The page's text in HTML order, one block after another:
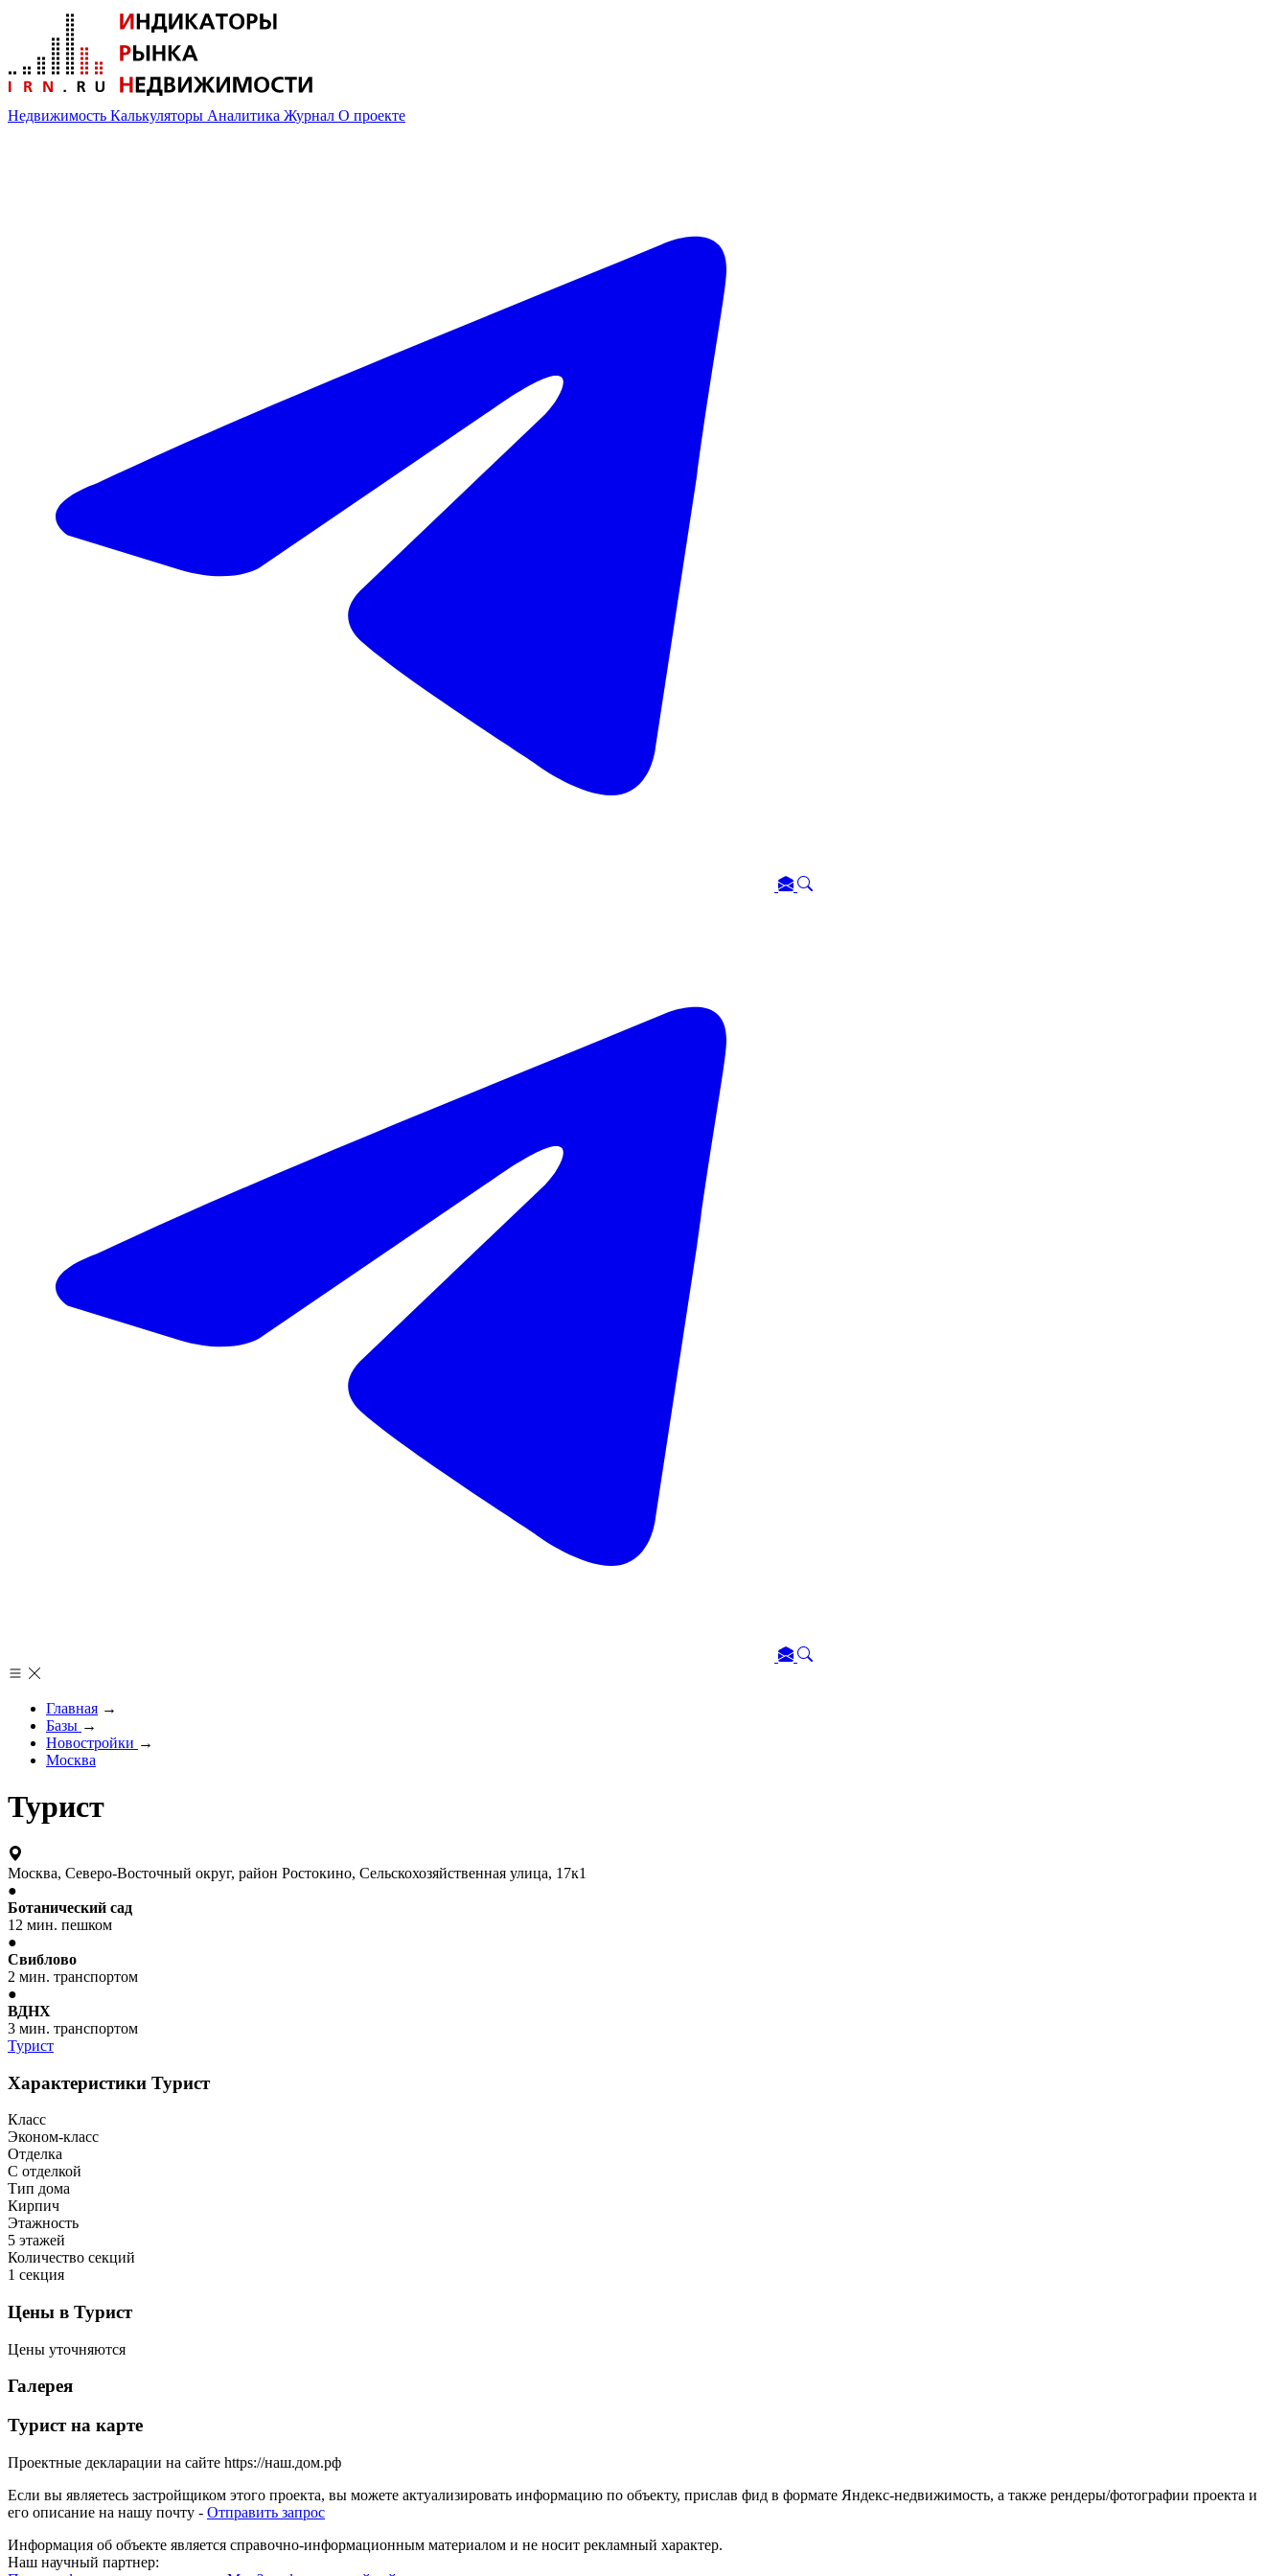
Недвижимость Калькуляторы Аналитика Журнал О проекте
Главная →
Базы →
Новостройки →
Москва
Турист
Москва, Северо-Восточный округ, район Ростокино, Сельскохозяйственная улица, 17к1
●
Ботанический сад
12 мин. пешком
●
Свиблово
2 мин. транспортом
●
ВДНХ
3 мин. транспортом
Турист
Характеристики Турист
Класс
Эконом-класс
Отделка
С отделкой
Тип дома
Кирпич
Этажность
5 этажей
Количество секций
1 секция
Цены в Турист
Цены уточняются
Галерея
Турист на карте
Проектные декларации на сайте https://наш.дом.рф
Если вы являетесь застройщиком этого проекта, вы можете актуализировать информацию по объекту, прислав фид в формате Яндекс-недвижимость, а также рендеры/фотографии проекта и
его описание на нашу почту - Отправить запрос
Информация об объекте является справочно-информационным материалом и не носит рекламный характер.
Наш научный партнер: